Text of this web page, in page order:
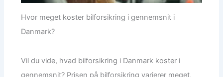
Hvor meget koster bilforsikring i gennemsnit i
Danmark?
Vil du vide, hvad bilforsikring i Danmark koster i
gennemsnit? Prisen på bilforsikring varierer meget,